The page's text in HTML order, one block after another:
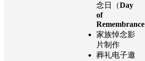
念日（Day
of
Remembrance
家族悼念影
片制作
葬礼电子邀